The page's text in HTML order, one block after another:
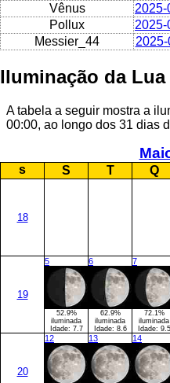
Vênus
2025-
Pollux
2025-
Messier_44
Iluminação da Lua
A tabela a seguir mostra a
00:00, ao longo dos 31 dias
s S T Q
18
19
5
52.9%
iluminada
Idade: 7.7
6
62.9%
iluminada
Idade: 8.6
7
72.1%
iluminada
Idade: 9.5
20
12 13 14